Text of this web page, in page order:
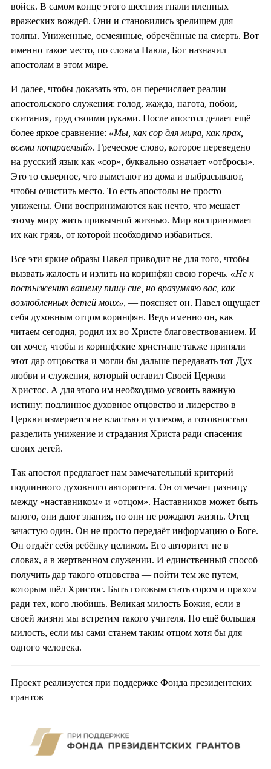
войск. В самом конце этого шествия гнали пленных
вражеских вождей. Они и становились зрелищем для
толпы. Униженные, осмеянные, обречённые на смерть. Вот
именно такое место, по словам Павла, Бог назначил
апостолам в этом мире.
И далее, чтобы доказать это, он перечисляет реалии
апостольского служения: голод, жажда, нагота, побои,
скитания, труд своими руками. После апостол делает ещё
более яркое сравнение: «Мы, как сор для мира, как прах,
всеми попираемый». Греческое слово, которое переведено
на русский язык как «сор», буквально означает «отбросы».
Это то скверное, что выметают из дома и выбрасывают,
чтобы очистить место. То есть апостолы не просто
унижены. Они воспринимаются как нечто, что мешает
этому миру жить привычной жизнью. Мир воспринимает
их как грязь, от которой необходимо избавиться.
Все эти яркие образы Павел приводит не для того, чтобы
вызвать жалость и излить на коринфян свою горечь. «Не к
постыжению вашему пишу сие, но вразумляю вас, как
возлюбленных детей моих», — поясняет он. Павел ощущает
себя духовным отцом коринфян. Ведь именно он, как
читаем сегодня, родил их во Христе благовествованием. И
он хочет, чтобы и коринфские христиане также приняли
этот дар отцовства и могли бы дальше передавать тот Дух
любви и служения, который оставил Своей Церкви
Христос. А для этого им необходимо усвоить важную
истину: подлинное духовное отцовство и лидерство в
Церкви измеряется не властью и успехом, а готовностью
разделить унижение и страдания Христа ради спасения
своих детей.
Так апостол предлагает нам замечательный критерий
подлинного духовного авторитета. Он отмечает разницу
между «наставником» и «отцом». Наставников может быть
много, они дают знания, но они не рождают жизнь. Отец
зачастую один. Он не просто передаёт информацию о Боге.
Он отдаёт себя ребёнку целиком. Его авторитет не в
словах, а в жертвенном служении. И единственный способ
получить дар такого отцовства — пойти тем же путем,
которым шёл Христос. Быть готовым стать сором и прахом
ради тех, кого любишь. Великая милость Божия, если в
своей жизни мы встретим такого учителя. Но ещё большая
милость, если мы сами станем таким отцом хотя бы для
одного человека.
Проект реализуется при поддержке Фонда президентских
грантов